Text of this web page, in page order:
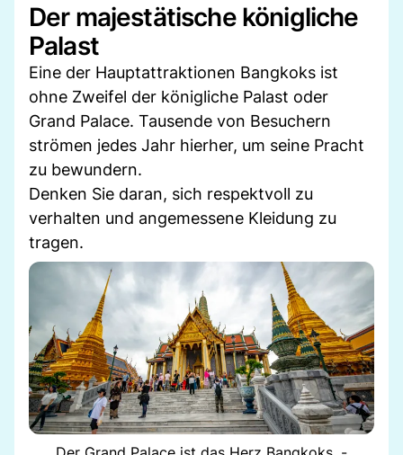
Der majestätische königliche
Palast
Eine der Hauptattraktionen Bangkoks ist
ohne Zweifel der königliche Palast oder
Grand Palace. Tausende von Besuchern
strömen jedes Jahr hierher, um seine Pracht
zu bewundern.
Denken Sie daran, sich respektvoll zu
verhalten und angemessene Kleidung zu
tragen.